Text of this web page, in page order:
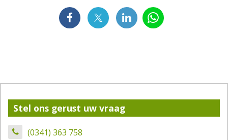
Stel ons gerust uw vraag
(0341) 363 758